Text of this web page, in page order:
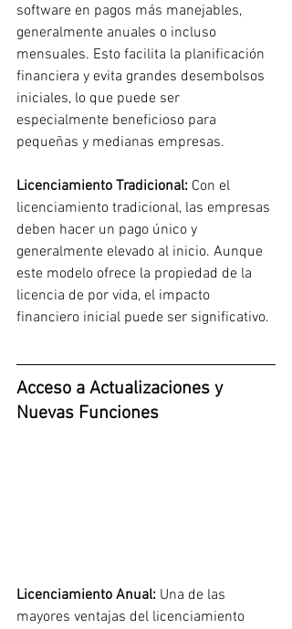
software en pagos más manejables,
generalmente anuales o incluso
mensuales. Esto facilita la planificación
financiera y evita grandes desembolsos
iniciales, lo que puede ser
especialmente beneficioso para
pequeñas y medianas empresas.
Licenciamiento Tradicional: Con el
licenciamiento tradicional, las empresas
deben hacer un pago único y
generalmente elevado al inicio. Aunque
este modelo ofrece la propiedad de la
licencia de por vida, el impacto
financiero inicial puede ser significativo.
Acceso a Actualizaciones y
Nuevas Funciones
Licenciamiento Anual: Una de las
mayores ventajas del licenciamiento